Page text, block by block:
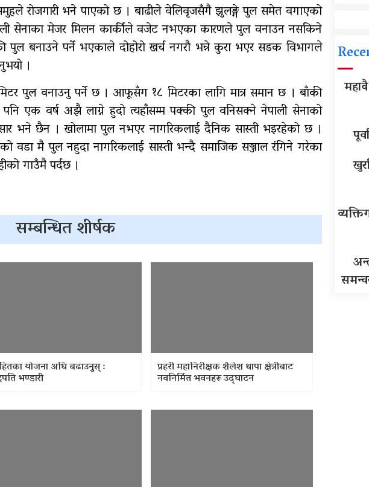
रोजगारी भने पाएको छ । बाढीले वेलिवृजसँगै झुलङ्गे पुल समेत वगाएको
सेनाका मेजर मिलन कार्कीले वजेट नभएका कारणले पुल वनाउन नसकिने
बनाउने पर्ने भएकाले दोहोरो खर्च नगरौ भन्ने कुरा भएर सडक विभागले
।
पुल वनाउनु पर्ने छ । आफूसँग १८ मिटरका लागि मात्र समान छ । बाँकी
एक वर्ष अझै लाग्ने हुदो त्यहाँसम्म पक्की पुल वनिसक्ने नेपाली सेनाको
भने छैन । खोलामा पुल नभएर नागरिकलाई दैनिक सास्ती भइरहेको छ ।
वडा मै पुल नहुदा नागरिकलाई सास्ती भन्दै समाजिक सञ्जाल रंगिने गरेका
गाउँमै पर्दछ ।
सम्बन्धित शीर्षक
योजना अघि बढाउनुुस् :
भण्डारी
प्रहरी महानिरीक्षक शैलेश थापा क्षेत्रीबाट
नवनिर्मित भवनहरू उद्‍घाटन